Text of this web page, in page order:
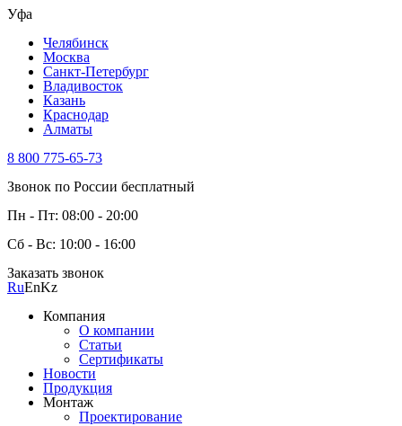
Уфа
Челябинск
Москва
Санкт-Петербург
Владивосток
Казань
Краснодар
Алматы
8 800 775-65-73
Звонок по России бесплатный
Пн - Пт: 08:00 - 20:00
Сб - Вс: 10:00 - 16:00
Заказать звонок
RuEnKz
Компания
О компании
Статьи
Сертификаты
Новости
Продукция
Монтаж
Проектирование